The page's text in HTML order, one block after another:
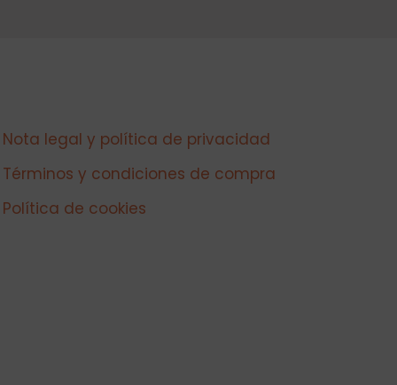
Nota legal y política de privacidad
Términos y condiciones de compra
Política de cookies